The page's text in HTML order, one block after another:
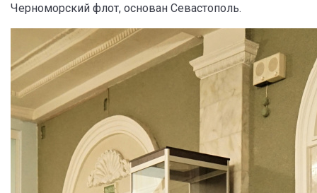
Черноморский флот, основан Севастополь.